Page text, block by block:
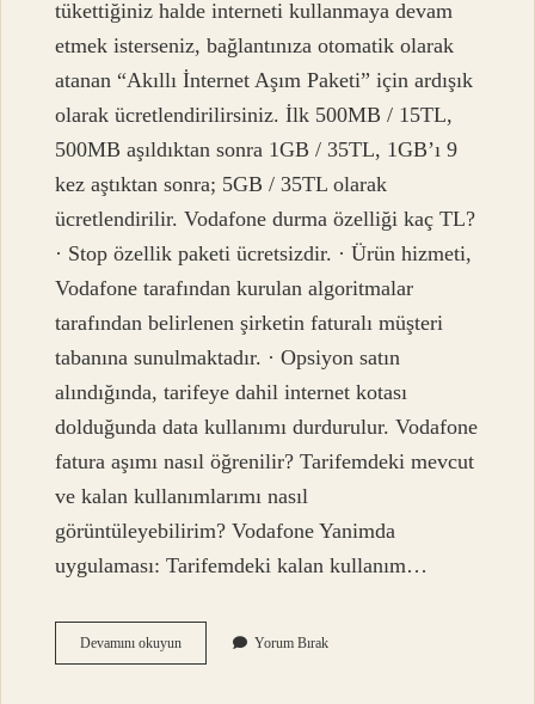
tükettiğiniz halde interneti kullanmaya devam
etmek isterseniz, bağlantınıza otomatik olarak
atanan “Akıllı İnternet Aşım Paketi” için ardışık
olarak ücretlendirilirsiniz. İlk 500MB / 15TL,
500MB aşıldıktan sonra 1GB / 35TL, 1GB’ı 9
kez aştıktan sonra; 5GB / 35TL olarak
ücretlendirilir. Vodafone durma özelliği kaç TL?
· Stop özellik paketi ücretsizdir. · Ürün hizmeti,
Vodafone tarafından kurulan algoritmalar
tarafından belirlenen şirketin faturalı müşteri
tabanına sunulmaktadır. · Opsiyon satın
alındığında, tarifeye dahil internet kotası
dolduğunda data kullanımı durdurulur. Vodafone
fatura aşımı nasıl öğrenilir? Tarifemdeki mevcut
ve kalan kullanımlarımı nasıl
görüntüleyebilirim? Vodafone Yanimda
uygulaması: Tarifemdeki kalan kullanım…
Devamını okuyunVodafone
Fatura
Yorum Bırak